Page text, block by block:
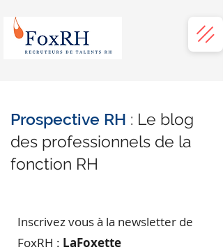
Prospective RH : Le blog
des professionnels de la
fonction RH
Inscrivez vous à la newsletter de
FoxRH : LaFoxette